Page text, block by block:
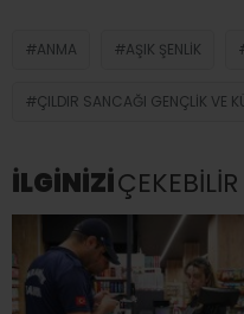
ANMA AŞIK ŞENLIK
ÇILDIR SANCAĞI GENÇLIK VE
İLGİNİZİÇEKEBİLİR